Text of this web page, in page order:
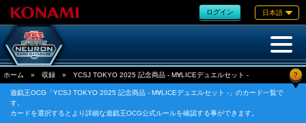
ログイン 日本語
ホーム » 収録 » YCSJ TOKYO 2025 記念商品 - M∀LICEデュエルセット - ?
遊戯王OCG「YCSJ TOKYO 2025 記念商品 - M∀LICEデュエルセット -」のカード一覧で
す。
カードを選択するとより詳細な遊戯王OCG公式ルールを確認する事ができます。